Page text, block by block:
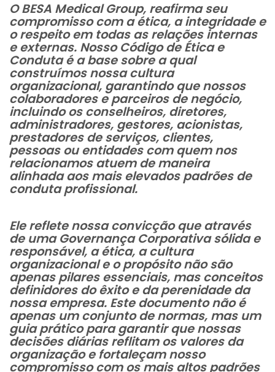
O BESA Medical Group, reafirma seu
compromisso com a ética, a integridade e
o respeito em todas as relações internas
e externas. Nosso Código de Ética e
Conduta é a base sobre a qual
construímos nossa cultura
organizacional, garantindo que nossos
colaboradores e parceiros de negócio,
incluindo os conselheiros, diretores,
administradores, gestores, acionistas,
prestadores de serviços, clientes,
pessoas ou entidades com quem nos
relacionamos atuem de maneira
alinhada aos mais elevados padrões de
conduta profissional.
Ele reflete nossa convicção que através
de uma Governança Corporativa sólida e
responsável, a ética, a cultura
organizacional e o propósito não são
apenas pilaresessenciais, mas conceitos
definidores do êxito e da perenidade da
nossa empresa. Este documento não é
apenas um conjunto de normas, mas um
guia prático para garantir que nossas
decisões diárias reflitam os valores da
organização e fortaleçam nosso
compromisso com os mais altos padrões